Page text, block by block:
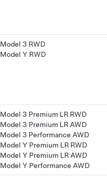
Model 3 RWD
Model Y RWD
Model 3 Premium LR RWD
Model 3 Premium LR AWD
Model 3 Performance AWD
Model Y Premium LR RWD
Model Y Premium LR AWD
Model Y Performance AWD